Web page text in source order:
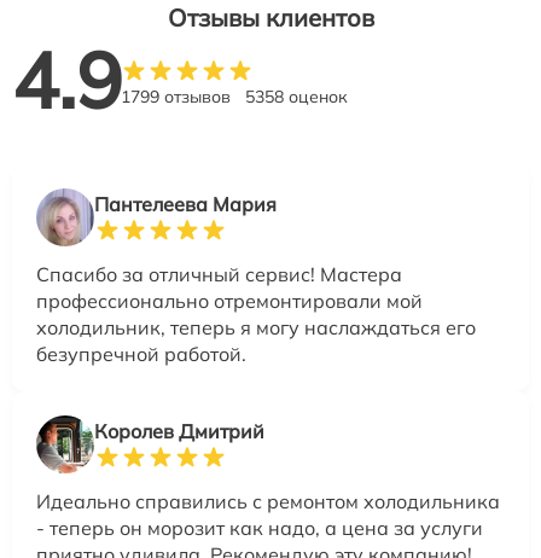
Отзывы клиентов
4.91799 отзывов 5358 оценок
Пантелеева Мария
Спасибо за отличный сервис! Мастера
профессионально отремонтировали мой
холодильник, теперь я могу наслаждаться его
безупречной работой.
Королев Дмитрий
Идеально справились с ремонтом холодильника
- теперь он морозит как надо, а цена за услуги